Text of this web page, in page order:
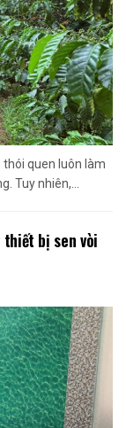
thói quen luôn làm
Tuy nhiên,...
thiết bị sen vòi